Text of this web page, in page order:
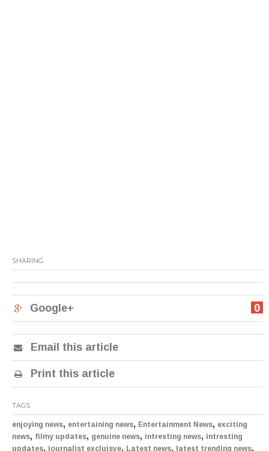
SHARING
0
Google+
Email this article
Print this article
TAGS
enjoying news, entertaining news, Entertainment News, exciting
news, filmy updates, genuine news, intresting news, intresting